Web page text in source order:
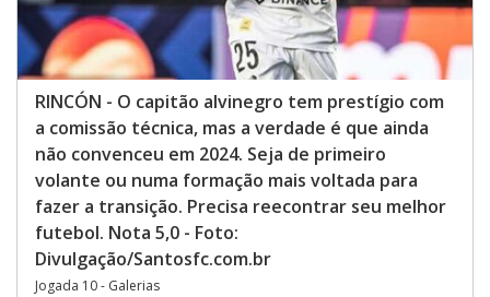
RINCÓN - O capitão alvinegro tem prestígio com
a comissão técnica, mas a verdade é que ainda
não convenceu em 2024. Seja de primeiro
volante ou numa formação mais voltada para
fazer a transição. Precisa reecontrar seu melhor
futebol. Nota 5,0 - Foto:
Divulgação/Santosfc.com.br
Jogada 10 - Galerias